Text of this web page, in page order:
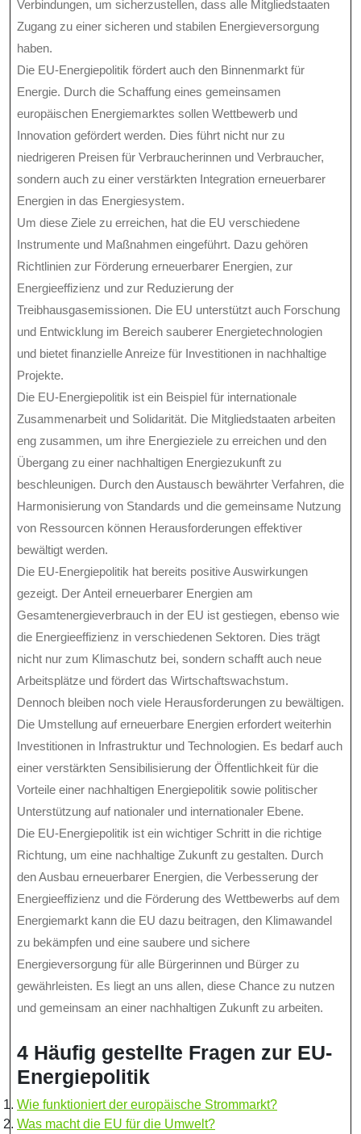
Verbindungen, um sicherzustellen, dass alle Mitgliedstaaten
Zugang zu einer sicheren und stabilen Energieversorgung
haben.
Die EU-Energiepolitik fördert auch den Binnenmarkt für
Energie. Durch die Schaffung eines gemeinsamen
europäischen Energiemarktes sollen Wettbewerb und
Innovation gefördert werden. Dies führt nicht nur zu
niedrigeren Preisen für Verbraucherinnen und Verbraucher,
sondern auch zu einer verstärkten Integration erneuerbarer
Energien in das Energiesystem.
Um diese Ziele zu erreichen, hat die EU verschiedene
Instrumente und Maßnahmen eingeführt. Dazu gehören
Richtlinien zur Förderung erneuerbarer Energien, zur
Energieeffizienz und zur Reduzierung der
Treibhausgasemissionen. Die EU unterstützt auch Forschung
und Entwicklung im Bereich sauberer Energietechnologien
und bietet finanzielle Anreize für Investitionen in nachhaltige
Projekte.
Die EU-Energiepolitik ist ein Beispiel für internationale
Zusammenarbeit und Solidarität. Die Mitgliedstaaten arbeiten
eng zusammen, um ihre Energieziele zu erreichen und den
Übergang zu einer nachhaltigen Energiezukunft zu
beschleunigen. Durch den Austausch bewährter Verfahren, die
Harmonisierung von Standards und die gemeinsame Nutzung
von Ressourcen können Herausforderungen effektiver
bewältigt werden.
Die EU-Energiepolitik hat bereits positive Auswirkungen
gezeigt. Der Anteil erneuerbarer Energien am
Gesamtenergieverbrauch in der EU ist gestiegen, ebenso wie
die Energieeffizienz in verschiedenen Sektoren. Dies trägt
nicht nur zum Klimaschutz bei, sondern schafft auch neue
Arbeitsplätze und fördert das Wirtschaftswachstum.
Dennoch bleiben noch viele Herausforderungen zu bewältigen.
Die Umstellung auf erneuerbare Energien erfordert weiterhin
Investitionen in Infrastruktur und Technologien. Es bedarf auch
einer verstärkten Sensibilisierung der Öffentlichkeit für die
Vorteile einer nachhaltigen Energiepolitik sowie politischer
Unterstützung auf nationaler und internationaler Ebene.
Die EU-Energiepolitik ist ein wichtiger Schritt in die richtige
Richtung, um eine nachhaltige Zukunft zu gestalten. Durch
den Ausbau erneuerbarer Energien, die Verbesserung der
Energieeffizienz und die Förderung des Wettbewerbs auf dem
Energiemarkt kann die EU dazu beitragen, den Klimawandel
zu bekämpfen und eine saubere und sichere
Energieversorgung für alle Bürgerinnen und Bürger zu
gewährleisten. Es liegt an uns allen, diese Chance zu nutzen
und gemeinsam an einer nachhaltigen Zukunft zu arbeiten.
4 Häufig gestellte Fragen zur EU-
Energiepolitik
Wie funktioniert der europäische Strommarkt?
Was macht die EU für die Umwelt?